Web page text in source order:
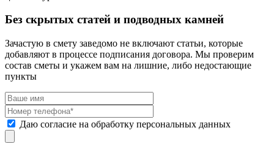
Без скрытых статей и подводных камней
Зачастую в смету заведомо не включают статьи, которые
добавляют в процессе подписания договора. Мы проверим
состав сметы и укажем вам на лишние, либо недостающие
пункты
Даю согласие на обработку персональных данных